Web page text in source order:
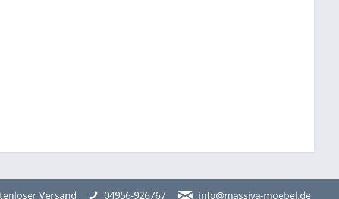
Versand 04956-926767 info@massiva-moebel.de